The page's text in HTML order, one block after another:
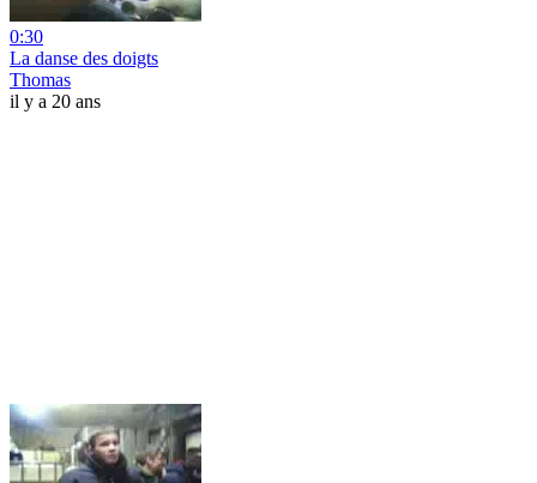
0:30
La danse des doigts
Thomas
il y a 20 ans